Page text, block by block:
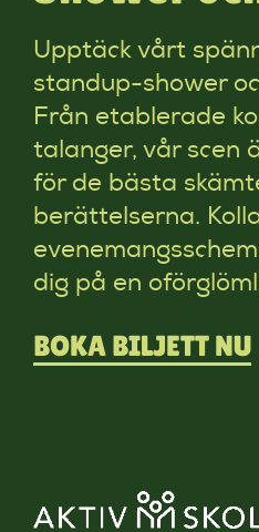
Upptäck vårt
standup-shower
Från etablerade
talanger, vår scen
för de bästa
berättelserna.
dig på en
BOKA BILJETT NU